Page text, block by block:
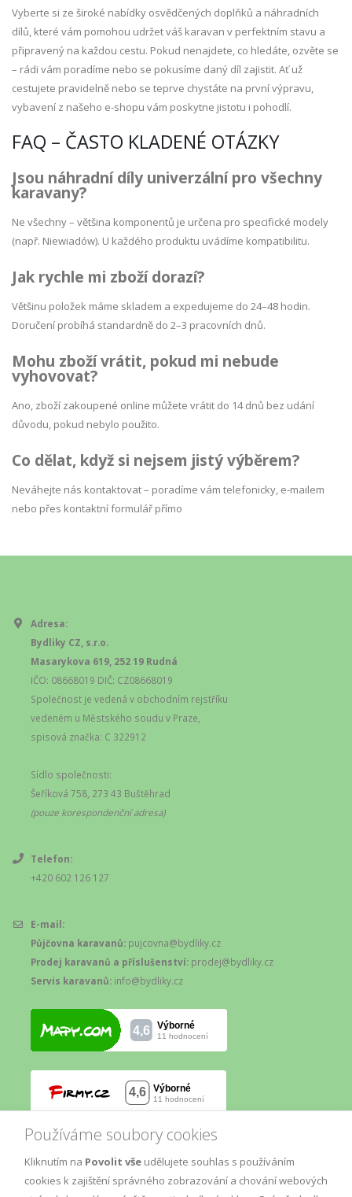
Používáme soubory cookies
Kliknutím na Povolit vše udělujete souhlas s používáním
cookies k zajištění správného zobrazování a chování webových
Vyberte si ze široké nabídky osvědčených doplňků a náhradních
dílů, které vám pomohou udržet váš karavan v perfektním stavu a
připravený na každou cestu. Pokud nenajdete, co hledáte, ozvěte se
– rádi vám poradíme nebo se pokusíme daný díl zajistit. Ať už
cestujete pravidelně nebo se teprve chystáte na první výpravu,
vybavení z našeho e-shopu vám poskytne jistotu i pohodlí.
FAQ – ČASTO KLADENÉ OTÁZKY
Jsou náhradní díly univerzální pro všechny
karavany?
Ne všechny – většina komponentů je určena pro specifické modely
(např. Niewiadów). U každého produktu uvádíme kompatibilitu.
Jak rychle mi zboží dorazí?
Většinu položek máme skladem a expedujeme do 24–48 hodin.
Doručení probíhá standardně do 2–3 pracovních dnů.
Mohu zboží vrátit, pokud mi nebude
vyhovovat?
Ano, zboží zakoupené online můžete vrátit do 14 dnů bez udání
důvodu, pokud nebylo použito.
Co dělat, když si nejsem jistý výběrem?
Neváhejte nás kontaktovat – poradíme vám telefonicky, e-mailem
nebo přes kontaktní formulář přímo
Adresa:
Bydliky CZ, s.r.o.
Masarykova 619, 252 19 Rudná
IČO: 08668019 DIČ: CZ08668019
Společnost je vedená v obchodním rejstříku
vedeném u Městského soudu v Praze,
spisová značka: C 322912
Sídlo společnosti:
Šeříková 758, 273 43 Buštěhrad
(pouze korespondenční adresa)
Telefon:
+420 602 126 127
E-mail:
Půjčovna karavanů: pujcovna@bydliky.cz
Prodej karavanů a příslušenství: prodej@bydliky.cz
Servis karavanů: info@bydliky.cz